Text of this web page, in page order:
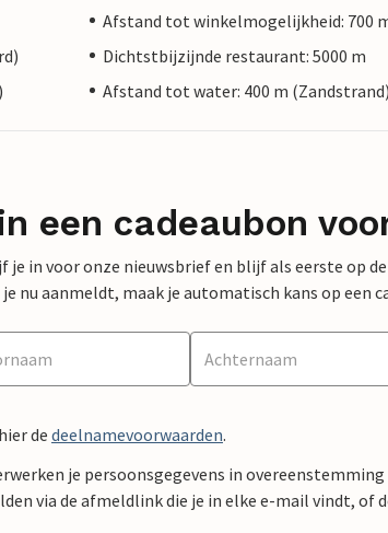
Afstand tot winkelmogelijkheid: 700
Dichtstbijzijnde restaurant: 5000 m
Afstand tot water: 400 m (Zandstrand)
een cadeaubon
je in voor onze nieuwsbrief en blijf als eerste op
je nu aanmeldt, maak je automatisch kans op een
dedeelnamevoorwaarden.
je persoonsgegevens in
via de afmeldlink die je in elke e-mail vindt, of